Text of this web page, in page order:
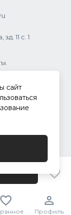
Профиль
11 с. 1
сайт